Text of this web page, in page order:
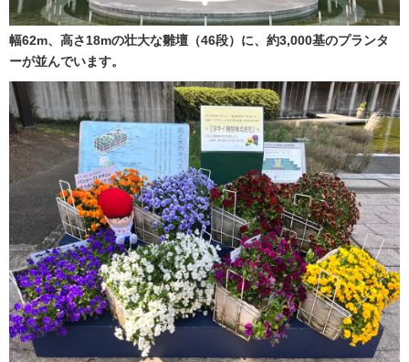
幅62m、高さ18mの壮大な雛壇（46段）に、約3,000基のプランタ
ーが並んでいます。